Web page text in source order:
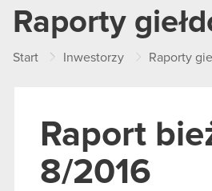
Raporty
Start Inwestorzy Raporty
Raport
8/2016